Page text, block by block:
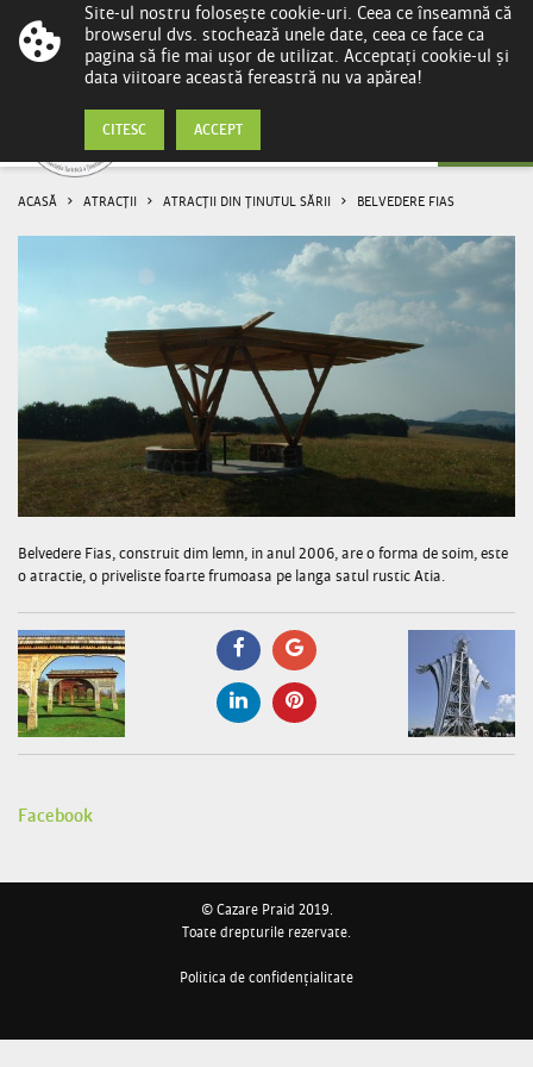
Belvedere Fias
ACASĂ ATRACȚII ATRACȚII DIN ȚINUTUL SĂRII BELVEDERE FIAS
Belvedere Fias, construit dim lemn, in anul 2006, are o forma de soim, este
o atractie, o priveliste foarte frumoasa pe langa satul rustic Atia.
Facebook
© Cazare Praid 2019.
Toate drepturile rezervate.
Politica de confidențialitate
Site-ul nostru folosește cookie-uri. Ceea ce înseamnă că
browserul dvs. stochează unele date, ceea ce face ca
pagina să fie mai ușor de utilizat. Acceptați cookie-ul și
data viitoare această fereastră nu va apărea!
CITESC ACCEPT